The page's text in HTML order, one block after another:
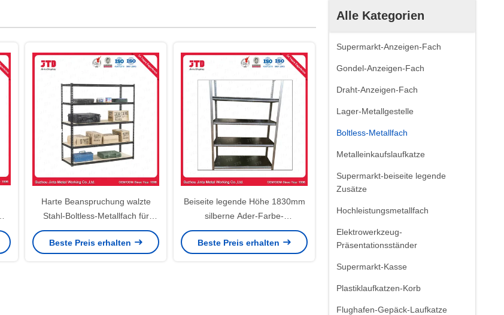
Alle Kategorien
Supermarkt-Anzeigen-Fach
Gondel-Anzeigen-Fach
Draht-Anzeigen-Fach
Lager-Metallgestelle
Boltless-Metallfach
Metalleinkaufslaufkatze
Supermarkt-beiseite legende
Zusätze
Hochleistungsmetallfach
Elektrowerkzeug-
Präsentationsständer
Supermarkt-Kasse
Plastiklaufkatzen-Korb
Flughafen-Gepäck-Laufkatze
Harte Beanspruchung walzte
Stahl-Boltless-Metallfach für
Lager-Speicher kalt
Beste Preis erhalten
Beiseite legende Höhe 1830mm
silberne Ader-Farbe-
Hochleistungs-Boltless
Beste Preis erhalten